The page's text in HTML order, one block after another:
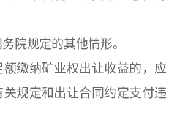
规定的其他情形。
纳矿业权出让收益的，应
关规定和出让合同约定支付违